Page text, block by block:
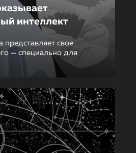
интеллект
представляет свое
— специально для